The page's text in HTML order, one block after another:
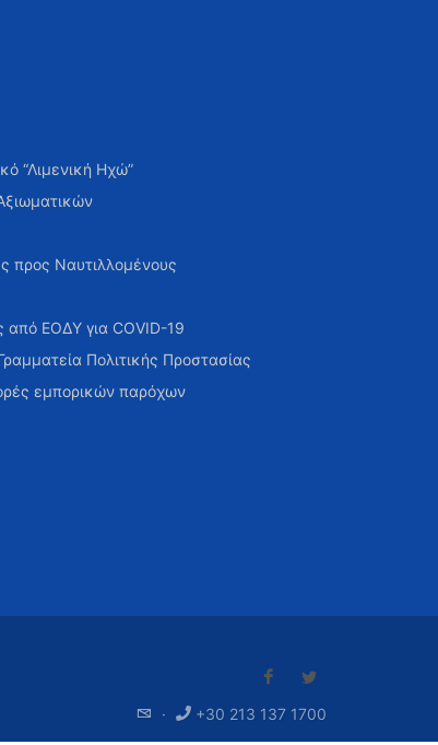
“Λιμενική Ηχώ”
προς Ναυτιλλομένους
από ΕΟΔΥ για COVID-19
Πολιτικής Προστασίας
εμπορικών παρόχων
· +30 213 137 1700